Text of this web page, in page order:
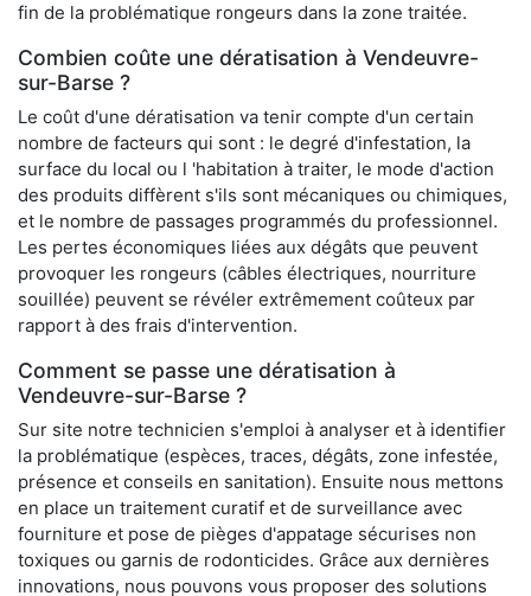
fin de la problématique rongeurs dans la zone traitée.
Combien coûte une dératisation à Vendeuvre-
sur-Barse ?
Le coût d'une dératisation va tenir compte d'un certain
nombre de facteurs qui sont : le degré d'infestation, la
surface du local ou l 'habitation à traiter, le mode d'action
des produits diffèrent s'ils sont mécaniques ou chimiques,
et le nombre de passages programmés du professionnel.
Les pertes économiques liées aux dégâts que peuvent
provoquer les rongeurs (câbles électriques, nourriture
souillée) peuvent se révéler extrêmement coûteux par
rapport à des frais d'intervention.
Comment se passe une dératisation à
Vendeuvre-sur-Barse ?
Sur site notre technicien s'emploi à analyser et à identifier
la problématique (espèces, traces, dégâts, zone infestée,
présence et conseils en sanitation). Ensuite nous mettons
en place un traitement curatif et de surveillance avec
fourniture et pose de pièges d'appatage sécurises non
toxiques ou garnis de rodonticides. Grâce aux dernières
innovations, nous pouvons vous proposer des solutions